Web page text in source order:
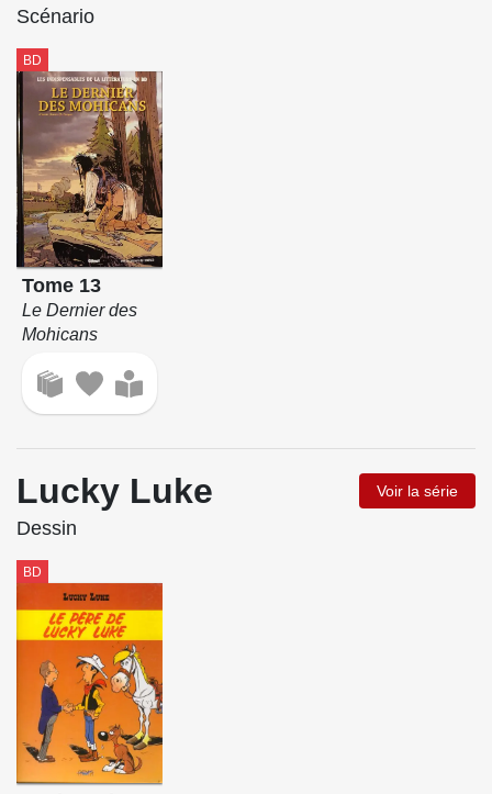
Scénario
BD
Tome 13
Le Dernier des
Mohicans
Lucky Luke Voir la série
Dessin
BD